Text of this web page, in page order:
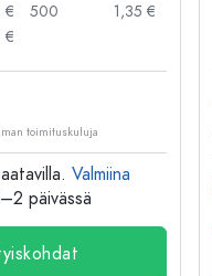
€
€
500
1,35 €
toimituskuluja
Valmiina
päivässä